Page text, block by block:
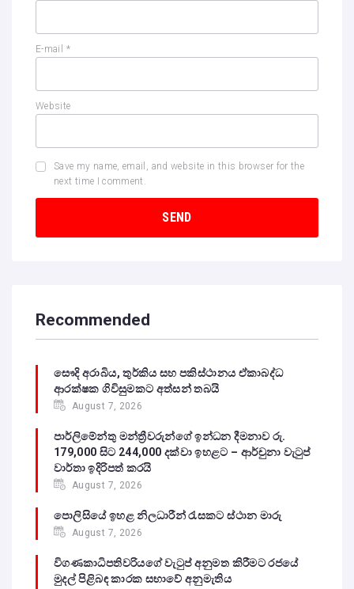
E-mail *
Website
Save my name, email, and website in this browser for the
next time I comment.
Recommended
සෞදි අරාබිය, තුර්කිය සහ පකිස්ථානය ඒකාබද්ධ
ආරක්ෂක ගිවිසුමකට අත්සන් තබයි
August 7, 2026
පාර්ලිමේන්තු මන්ත්‍රීවරුන්ගේ ඉන්ධන දීමනාව රු.
179,000 සිට 244,000 දක්වා ඉහළට – ආර්චුනා වැටුප්
වාර්තා ඉදිරිපත් කරයි
August 7, 2026
පොලිසියේ ඉහළ නිලධාරීන් රැසකට ස්ථාන මාරු
August 7, 2026
විගණකාධිපතිවරියගේ වැටුප් අනුමත කිරීමට රජයේ
මුදල් පිළිබඳ කාරක සභාවේ අනුමැතිය